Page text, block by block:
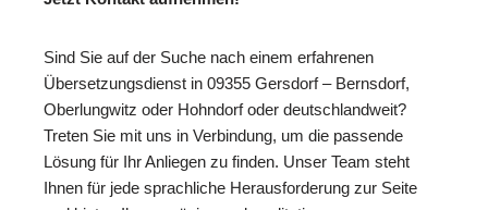
Sind Sie auf der Suche nach einem erfahrenen
Übersetzungsdienst in 09355 Gersdorf – Bernsdorf,
Oberlungwitz oder Hohndorf oder deutschlandweit?
Treten Sie mit uns in Verbindung, um die passende
Lösung für Ihr Anliegen zu finden. Unser Team steht
Ihnen für jede sprachliche Herausforderung zur Seite